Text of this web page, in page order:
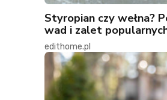
Styropian czy wełna?
wad i zalet
edithome.pl